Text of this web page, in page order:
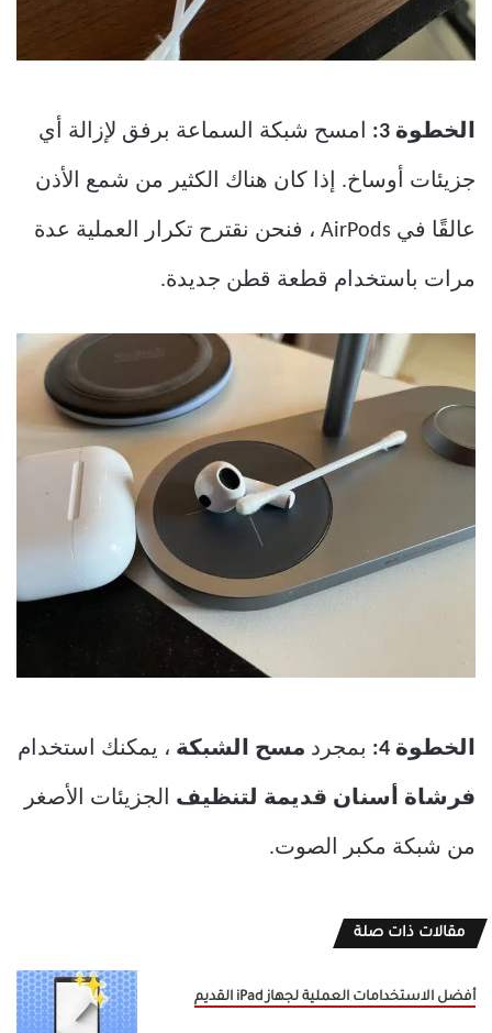
الخطوة 3: امسح شبكة السماعة برفق لإزالة أي
جزيئات أوساخ. إذا كان هناك الكثير من شمع الأذن
عالقًا في AirPods ، فنحن نقترح تكرار العملية عدة
مرات باستخدام قطعة قطن جديدة.
الخطوة 4: بمجرد مسح الشبكة ، يمكنك استخدام
فرشاة أسنان قديمة لتنظيف الجزيئات الأصغر
من شبكة مكبر الصوت.
مقالات ذات صلة
أفضل الاستخدامات العملية لجهاز iPad القديم